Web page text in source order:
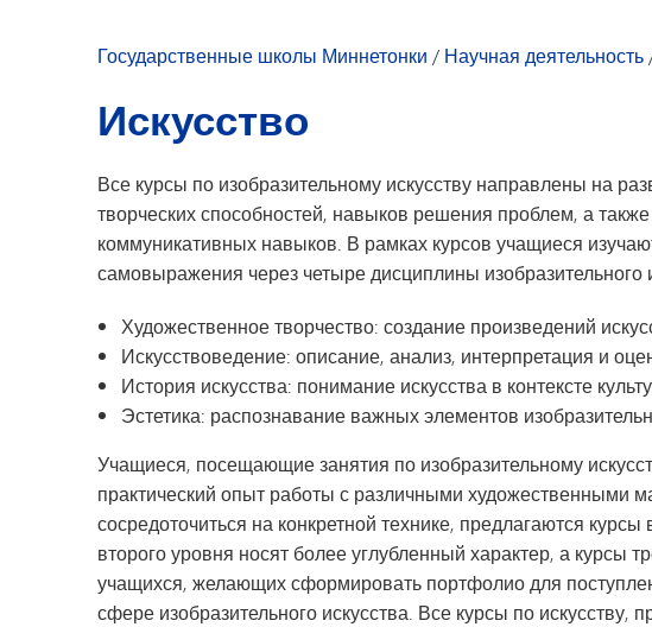
Досуг для молодежи
Государственные школы Миннетонки / Научная деятельность
Искусство
Все курсы по изобразительному искусству направлены на
творческих способностей, навыков решения проблем, а
коммуникативных навыков. В рамках курсов учащиеся
самовыражения через четыре дисциплины изобразительного
Художественное творчество: создание произведений
Искусствоведение: описание, анализ, интерпретация и
История искусства: понимание искусства в контексте
Эстетика: распознавание важных элементов
Учащиеся, посещающие занятия по изобразительному
практический опыт работы с различными художественными
сосредоточиться на конкретной технике, предлагаются курсы
второго уровня носят более углубленный характер, а курсы
учащихся, желающих сформировать портфолио для
сфере изобразительного искусства. Все курсы по искусству,